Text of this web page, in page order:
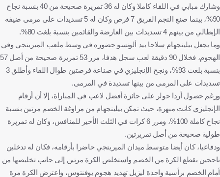
وشارك مبابي في اللقاء كاملا وكان له 36 تمريرة صحيحة من 40 بنسبة نجاح
90%، بينما صنع النجم الفريق 7 فرص وكان له 5 تسديدات على مرمى ضيفه
الإيطالي من بينهم 4 تسديدات بين العارضة والقائمين بنسبة بلغت 80%.
وما يجعل بيلينجهام سلاحا بيد ألونسو حضوره في وسط ملعب الميرينجي وفي
الهجوم، فخلال 90 دقيقة لعب سجل هدفا، مرر 53 تمريرة صحيحة من أصل 57
بنسبة بلغت 93%، ونجح الإنجليزي في صناعة فرصتين طوال اللقاء وأطلق 3
تسديدات على المرمى من بينها تسديدة في المرمى.
ورغم حصول أردا جولر على جائزة أفضل لاعب في المباراة، إلا أن أرقام
الإنجليزي كانت مبهرة، حيث تمكن بيلينجهام من مراوغة الخصم مرتين بنسبة
نجاح كاملة 100%، ومرر 6 كرات في الثلث الأخير للمنافس، وكان له تمريرة
طولية صحيحة من أصل تمريرتين.
ودفاعيا، كان أيضا متوسط ميدان الميرينجي حاضرا بأرقامه، فكان له تدخلين
ناجحين بقطع الكرة من الخصم واستخلص الكرة مرتين إلى جانب تخليصها من
أمام الخصم برأسية واحدة ليزيل تهديد هجوم يوفنتوس، واعترض الكرة مرة